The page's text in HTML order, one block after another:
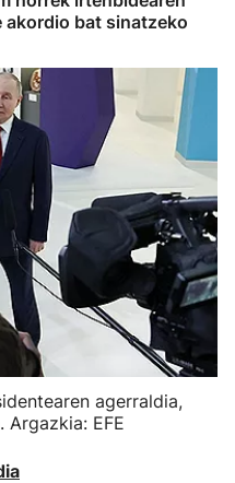
bat sinatzeko
agerraldia,
EFE